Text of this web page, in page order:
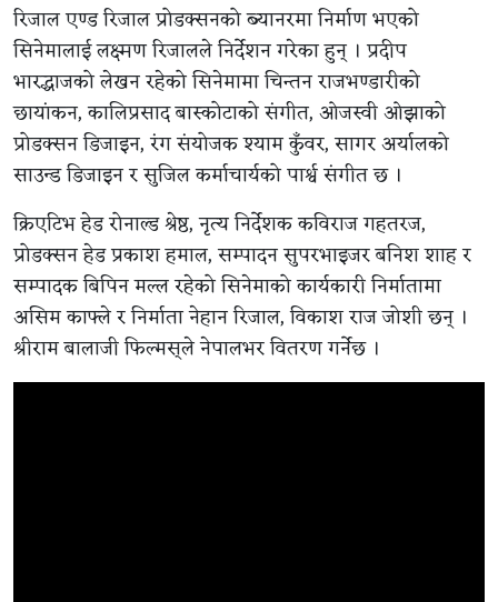
रिजाल एण्ड रिजाल प्रोडक्सनको ब्यानरमा निर्माण भएको
सिनेमालाई लक्ष्मण रिजालले निर्देशन गरेका हुन् । प्रदीप
भारद्धाजको लेखन रहेको सिनेमामा चिन्तन राजभण्डारीको
छायांकन, कालिप्रसाद बास्कोटाको संगीत, ओजस्वी ओझाको
प्रोडक्सन डिजाइन, रंग संयोजक श्याम कुँवर, सागर अर्यालको
साउन्ड डिजाइन र सुजिल कर्माचार्यको पार्श्व संगीत छ ।
क्रिएटिभ हेड रोनाल्ड श्रेष्ठ, नृत्य निर्देशक कविराज गहतरज,
प्रोडक्सन हेड प्रकाश हमाल, सम्पादन सुपरभाइजर बनिश शाह र
सम्पादक बिपिन मल्ल रहेको सिनेमाको कार्यकारी निर्मातामा
असिम काफ्ले र निर्माता नेहान रिजाल, विकाश राज जोशी छन् ।
श्रीराम बालाजी फिल्मस्‌ले नेपालभर वितरण गर्नेछ ।